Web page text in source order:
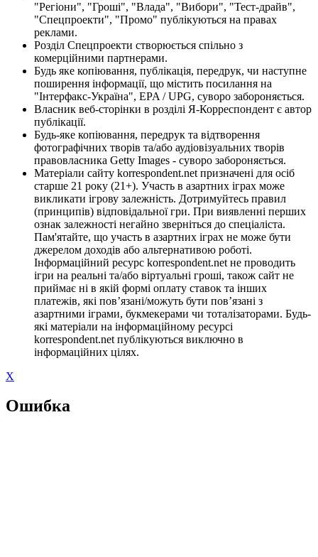
"Регіони", "Гроші", "Влада", "Вибори", "Тест-драйв",
"Спецпроекти", "Промо" публікуються на правах
реклами.
Розділ Спецпроекти створюється спільно з
комерційними партнерами.
Будь яке копіювання, публікація, передрук, чи наступне
поширення інформації, що містить посилання на
"Інтерфакс-Україна", EPA / UPG, суворо забороняється.
Власник веб-сторінки в розділі Я-Корреспондент є автор
публікації.
Будь-яке копіювання, передрук та відтворення
фотографічних творів та/або аудіовізуальних творів
правовласника Getty Images - суворо забороняється.
Матеріали сайту korrespondent.net призначені для осіб
старше 21 року (21+). Участь в азартних іграх може
викликати ігрову залежність. Дотримуйтесь правил
(принципів) відповідальної гри. При виявленні перших
ознак залежності негайно зверніться до спеціаліста.
Пам'ятайте, що участь в азартних іграх не може бути
джерелом доходів або альтернативою роботі.
Інформаційний ресурс korrespondent.net не проводить
ігри на реальні та/або віртуальні гроші, також сайт не
приймає ні в якій формі оплату ставок та інших
платежів, які пов’язані/можуть бути пов’язані з
азартними іграми, букмекерами чи тоталізаторами. Будь-
які матеріали на інформаційному ресурсі
korrespondent.net публікуються виключно в
інформаційних цілях.
X
Ошибка